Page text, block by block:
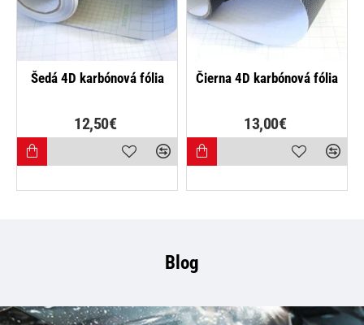
NAJPREDÁVANEJŠIE
Šedá 4D karbónová fólia
12,50€
NAJPREDÁVANEJŠIE
Čierna 4D karbónová fólia
13,00€
Blog